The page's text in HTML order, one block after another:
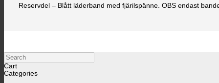
Reservdel – Blått läderband med fjärilspänne. OBS endast
Search
Cart
Categories